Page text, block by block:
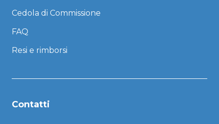
Cedola di Commissione
FAQ
Resi e rimborsi
Contatti